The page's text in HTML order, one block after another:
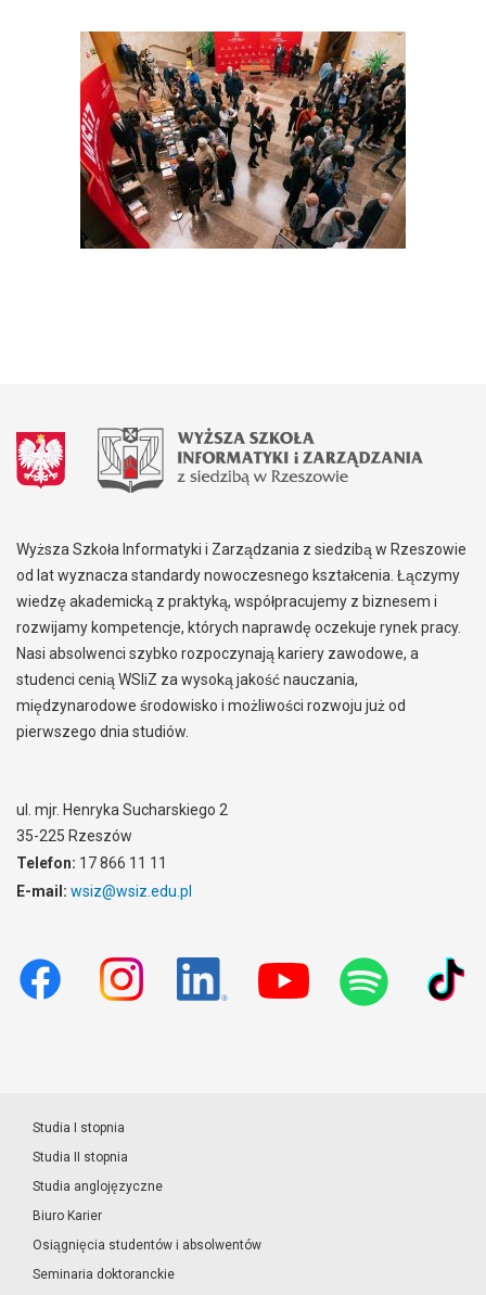
Wyższa Szkoła Informatyki i Zarządzania z siedzibą w Rzeszowie
od lat wyznacza standardy nowoczesnego kształcenia. Łączymy
wiedzę akademicką z praktyką, współpracujemy z biznesem i
rozwijamy kompetencje, których naprawdę oczekuje rynek pracy.
Nasi absolwenci szybko rozpoczynają kariery zawodowe, a
studenci cenią WSIiZ za wysoką jakość nauczania,
międzynarodowe środowisko i możliwości rozwoju już od
pierwszego dnia studiów.
ul. mjr. Henryka Sucharskiego 2
35-225 Rzeszów
Telefon: 17 866 11 11
E-mail: wsiz@wsiz.edu.pl
Studia I stopnia
Studia II stopnia
Studia anglojęzyczne
Biuro Karier
Osiągnięcia studentów i absolwentów
Seminaria doktoranckie